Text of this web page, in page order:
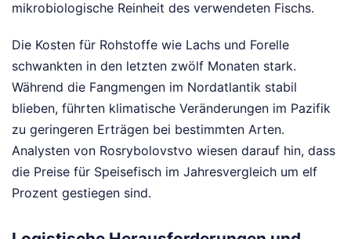
mikrobiologische Reinheit des verwendeten Fischs.
Die Kosten für Rohstoffe wie Lachs und Forelle
schwankten in den letzten zwölf Monaten stark.
Während die Fangmengen im Nordatlantik stabil
blieben, führten klimatische Veränderungen im Pazifik
zu geringeren Erträgen bei bestimmten Arten.
Analysten von Rosrybolovstvo wiesen darauf hin, dass
die Preise für Speisefisch im Jahresvergleich um elf
Prozent gestiegen sind.